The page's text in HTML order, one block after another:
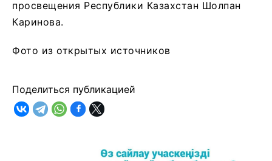
просвещения Республики Казахстан Шолпан
Каринова.
Фото из открытых источников
Поделиться публикацией